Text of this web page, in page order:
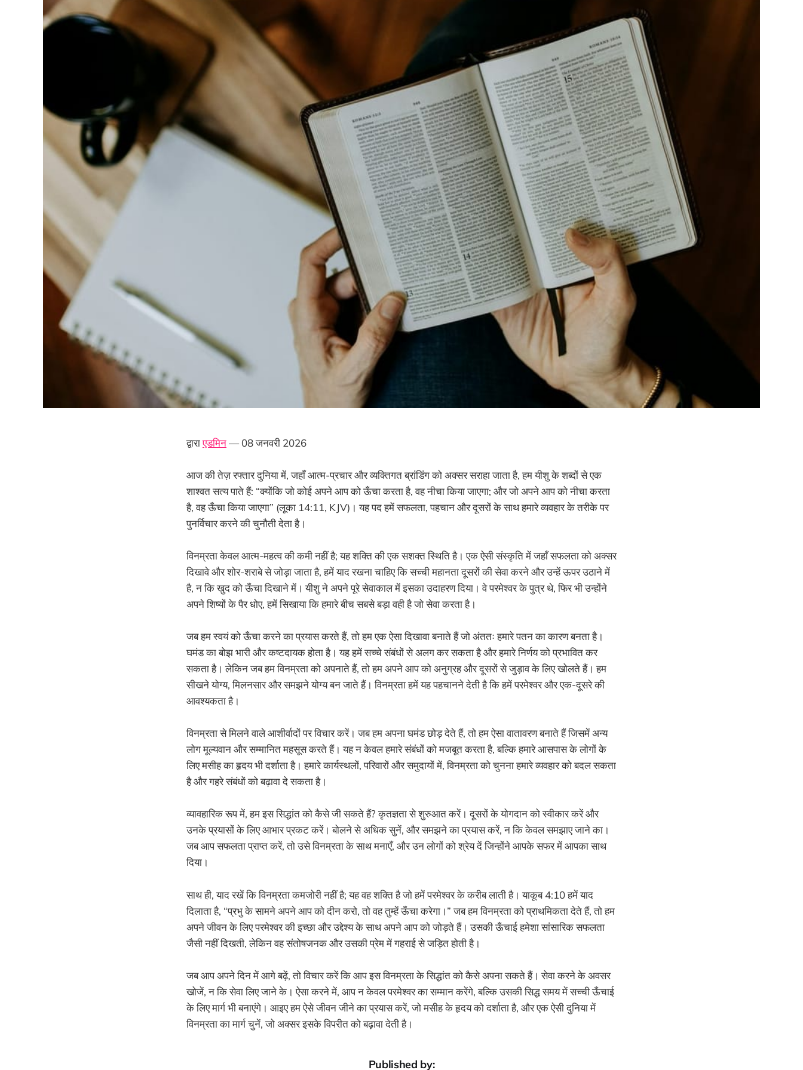
द्वाराएडमिन— 08 जनवरी 2026
आज की तेज़ रफ्तार दुनिया में, जहाँ आत्म-प्रचार और व्यक्तिगत ब्रांडिंग को अक्सर सराहा जाता है, हम यीशु के शब्दों से एक
शाश्वत सत्य पाते हैं: “क्योंकि जो कोई अपने आप को ऊँचा करता है, वह नीचा किया जाएगा; और जो अपने आप को नीचा करता
है, वह ऊँचा किया जाएगा” (लूका 14:11, KJV)। यह पद हमें सफलता, पहचान और दूसरों के साथ हमारे व्यवहार के तरीके पर
पुनर्विचार करने की चुनौती देता है।
विनम्रता केवल आत्म-महत्व की कमी नहीं है; यह शक्ति की एक सशक्त स्थिति है। एक ऐसी संस्कृति में जहाँ सफलता को अक्सर
दिखावे और शोर-शराबे से जोड़ा जाता है, हमें याद रखना चाहिए कि सच्ची महानता दूसरों की सेवा करने और उन्हें ऊपर उठाने में
है, न कि खुद को ऊँचा दिखाने में। यीशु ने अपने पूरे सेवाकाल में इसका उदाहरण दिया। वे परमेश्वर के पुत्र थे, फिर भी उन्होंने
अपने शिष्यों के पैर धोए, हमें सिखाया कि हमारे बीच सबसे बड़ा वही है जो सेवा करता है।
जब हम स्वयं को ऊँचा करने का प्रयास करते हैं, तो हम एक ऐसा दिखावा बनाते हैं जो अंततः हमारे पतन का कारण बनता है।
घमंड का बोझ भारी और कष्टदायक होता है। यह हमें सच्चे संबंधों से अलग कर सकता है और हमारे निर्णय को प्रभावित कर
सकता है। लेकिन जब हम विनम्रता को अपनाते हैं, तो हम अपने आप को अनुग्रह और दूसरों से जुड़ाव के लिए खोलते हैं। हम
सीखने योग्य, मिलनसार और समझने योग्य बन जाते हैं। विनम्रता हमें यह पहचानने देती है कि हमें परमेश्वर और एक-दूसरे की
आवश्यकता है।
विनम्रता से मिलने वाले आशीर्वादों पर विचार करें। जब हम अपना घमंड छोड़ देते हैं, तो हम ऐसा वातावरण बनाते हैं जिसमें अन्य
लोग मूल्यवान और सम्मानित महसूस करते हैं। यह न केवल हमारे संबंधों को मजबूत करता है, बल्कि हमारे आसपास के लोगों के
लिए मसीह का हृदय भी दर्शाता है। हमारे कार्यस्थलों, परिवारों और समुदायों में, विनम्रता को चुनना हमारे व्यवहार को बदल सकता
है और गहरे संबंधों को बढ़ावा दे सकता है।
व्यावहारिक रूप में, हम इस सिद्धांत को कैसे जी सकते हैं? कृतज्ञता से शुरुआत करें। दूसरों के योगदान को स्वीकार करें और
उनके प्रयासों के लिए आभार प्रकट करें। बोलने से अधिक सुनें, और समझने का प्रयास करें, न कि केवल समझाए जाने का।
जब आप सफलता प्राप्त करें, तो उसे विनम्रता के साथ मनाएँ, और उन लोगों को श्रेय दें जिन्होंने आपके सफर में आपका साथ
दिया।
साथ ही, याद रखें कि विनम्रता कमजोरी नहीं है; यह वह शक्ति है जो हमें परमेश्वर के करीब लाती है। याकूब 4:10 हमें याद
दिलाता है, “प्रभु के सामने अपने आप को दीन करो, तो वह तुम्हें ऊँचा करेगा।” जब हम विनम्रता को प्राथमिकता देते हैं, तो हम
अपने जीवन के लिए परमेश्वर की इच्छा और उद्देश्य के साथ अपने आप को जोड़ते हैं। उसकी ऊँचाई हमेशा सांसारिक सफलता
जैसी नहीं दिखती, लेकिन वह संतोषजनक और उसकी प्रेम में गहराई से जड़ित होती है।
जब आप अपने दिन में आगे बढ़ें, तो विचार करें कि आप इस विनम्रता के सिद्धांत को कैसे अपना सकते हैं। सेवा करने के अवसर
खोजें, न कि सेवा लिए जाने के। ऐसा करने में, आप न केवल परमेश्वर का सम्मान करेंगे, बल्कि उसकी सिद्ध समय में सच्ची ऊँचाई
के लिए मार्ग भी बनाएंगे। आइए हम ऐसे जीवन जीने का प्रयास करें, जो मसीह के हृदय को दर्शाता है, और एक ऐसी दुनिया में
विनम्रता का मार्ग चुनें, जो अक्सर इसके विपरीत को बढ़ावा देती है।
Published by: